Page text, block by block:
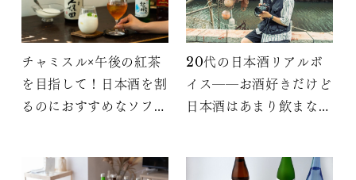
チャミスル×午後の紅茶
を目指して！日本酒を割
るのにおすすめなソフト
20代の日本酒リアルボ
イス――お酒好きだけど
日本酒はあまり飲まな